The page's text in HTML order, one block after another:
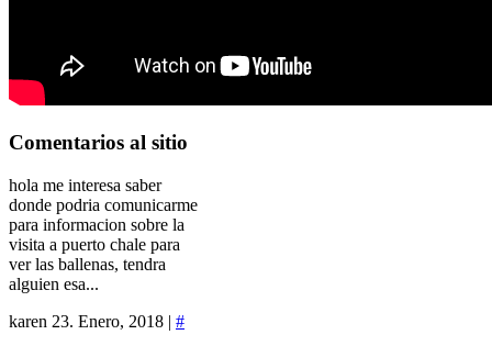
Comentarios al sitio
hola me interesa saber
donde podria comunicarme
para informacion sobre la
visita a puerto chale para
ver las ballenas, tendra
alguien esa...
karen 23. Enero, 2018 | #